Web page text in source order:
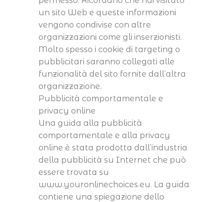
un sito Web e queste informazioni
vengono condivise con altre
organizzazioni come gli inserzionisti.
Molto spesso i cookie di targeting o
pubblicitari saranno collegati alle
funzionalità del sito fornite dall’altra
organizzazione.
Pubblicità comportamentale e
privacy online
Una guida alla pubblicità
comportamentale e alla privacy
online è stata prodotta dall’industria
della pubblicità su Internet che può
essere trovata su
www.youronlinechoices.eu. La guida
contiene una spiegazione dello